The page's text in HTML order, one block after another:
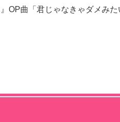
OP曲「君じゃなきゃダメみた